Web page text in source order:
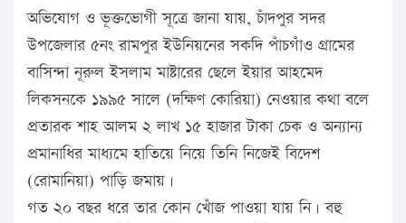
অভিযোগ ও ভূক্তভোগী সূত্রে জানা যায়, চাঁদপুর সদর
উপজেলার ৫নং রামপুর ইউনিয়নের সকদি পাঁচগাঁও গ্রামের
বাসিন্দা নূরুল ইসলাম মাষ্টারের ছেলে ইয়ার আহমেদ
লিকসনকে ১৯৯৫ সালে (দক্ষিণ কোরিয়া) নেওয়ার কথা বলে
প্রতারক শাহ আলম ২ লাখ ১৫ হাজার টাকা চেক ও অন্যান্য
প্রমানাধির মাধ্যমে হাতিয়ে নিয়ে তিনি নিজেই বিদেশ
(রোমানিয়া) পাড়ি জমায়।
গত ২০ বছর ধরে তার কোন খোঁজ পাওয়া যায় নি। বহু